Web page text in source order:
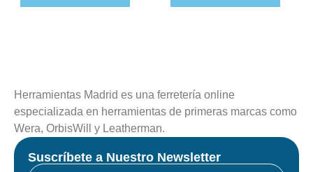
Herramientas Madrid es una ferretería online
especializada en herramientas de primeras marcas como
Wera, OrbisWill y Leatherman.
Suscríbete a Nuestro Newsletter